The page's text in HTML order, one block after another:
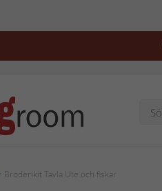
> Broderikit Tavla Ute och fiskar